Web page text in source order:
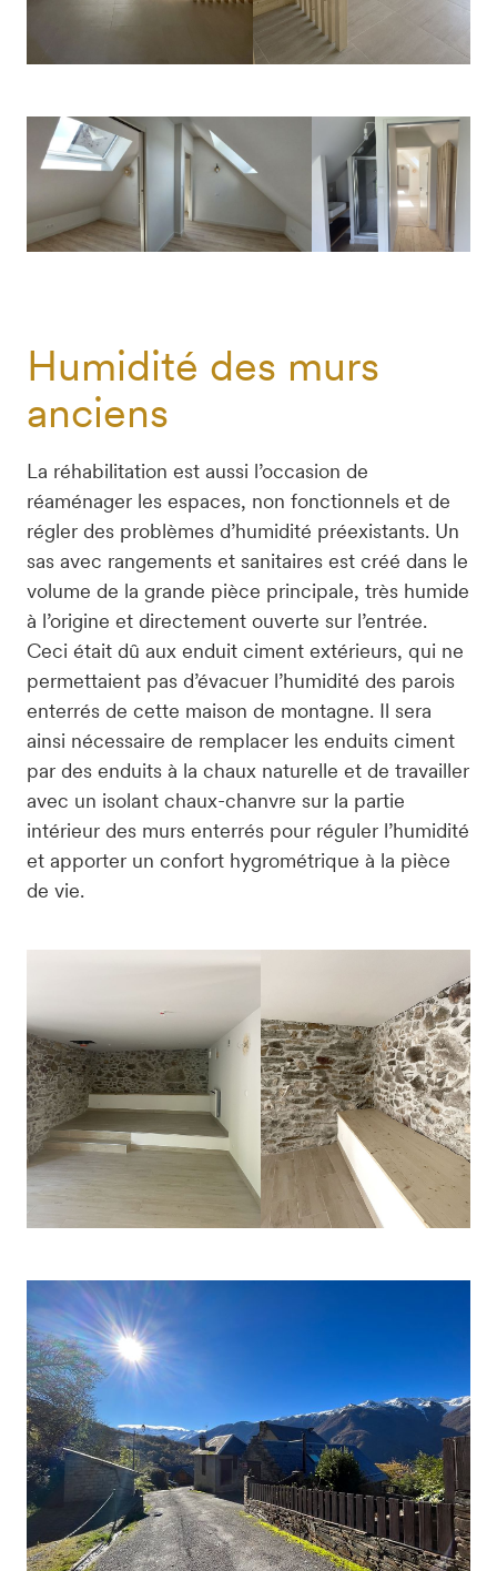
Humidité des murs
anciens
La réhabilitation est aussi l’occasion de
réaménager les espaces, non fonctionnels et de
régler des problèmes d’humidité préexistants. Un
sas avec rangements et sanitaires est créé dans le
volume de la grande pièce principale, très humide
à l’origine et directement ouverte sur l’entrée.
Ceci était dû aux enduit ciment extérieurs, qui ne
permettaient pas d’évacuer l’humidité des parois
enterrés de cette maison de montagne. Il sera
ainsi nécessaire de remplacer les enduits ciment
par des enduits à la chaux naturelle et de travailler
avec un isolant chaux-chanvre sur la partie
intérieur des murs enterrés pour réguler l’humidité
et apporter un confort hygrométrique à la pièce
de vie.